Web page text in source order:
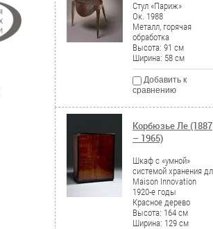
Стул «Париж»
Ок. 1988
Металл, горячая
обработка
Высота: 91 см
Ширина: 58 см
Добавить к
сравнению
Корбюзье Ле (1887
– 1965)
Шкаф с «умной»
системой хранения
Maison Innovation
1920-е годы
Красное дерево
Высота: 164 см
Ширина: 129 см